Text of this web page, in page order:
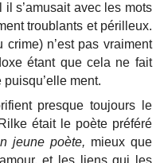
s’amusait avec les mots
troublants et périlleux.
crime) n’est pas vraiment
étant que cela ne fait
ment.
presque toujours le
était le poète préféré
jeune poète, mieux que